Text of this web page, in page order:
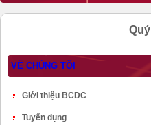
VỀ CHÚNG TÔI
Giới thiệu BCDC
Tuyển dụng